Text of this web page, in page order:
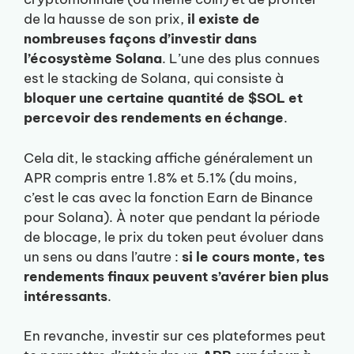
de la hausse de son prix, il existe de
nombreuses façons d’investir dans
l’écosystème Solana. L’une des plus connues
est le stacking de Solana, qui consiste à
bloquer une certaine quantité de $SOL et
percevoir des rendements en échange.
Cela dit, le stacking affiche généralement un
APR compris entre 1.8% et 5.1% (du moins,
c’est le cas avec la fonction Earn de Binance
pour Solana). À noter que pendant la période
de blocage, le prix du token peut évoluer dans
un sens ou dans l’autre : si le cours monte, tes
rendements finaux peuvent s’avérer bien plus
intéressants.
En revanche, investir sur ces plateformes peut